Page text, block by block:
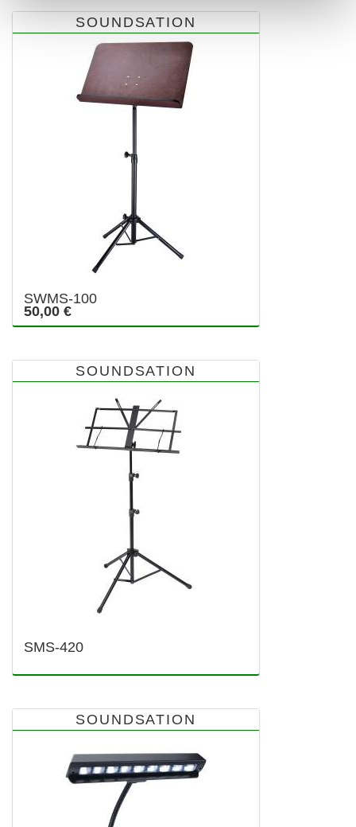
SOUNDSATION
SWMS-100
50,00 €
SOUNDSATION
SMS-420
SOUNDSATION